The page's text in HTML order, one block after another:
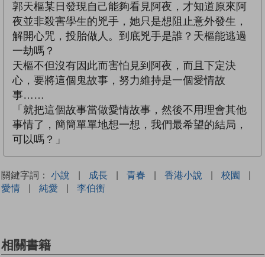
郭天樞某日發現自己能夠看見阿夜，才知道原來阿
夜並非殺害學生的兇手，她只是想阻止意外發生，
解開心咒，投胎做人。到底兇手是誰？天樞能逃過
一劫嗎？
天樞不但沒有因此而害怕見到阿夜，而且下定決
心，要將這個鬼故事，努力維持是一個愛情故
事……
「就把這個故事當做愛情故事，然後不用理會其他
事情了，簡簡單單地想一想，我們最希望的結局，
可以嗎？」
關鍵字詞： 小說 | 成長 | 青春 | 香港小說 | 校園
|
愛情
| 純愛 | 李伯衡
相關書籍